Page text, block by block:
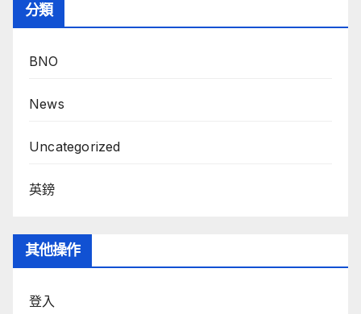
分類
BNO
News
Uncategorized
英鎊
其他操作
登入